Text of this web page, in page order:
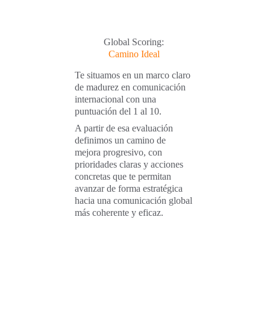
Te situamos en un marco claro
de madurez en comunicación
internacional con una
puntuación del 1 al 10.
A partir de esa evaluación
definimos un camino de
mejora progresivo, con
prioridades claras y acciones
concretas que te permitan
avanzar de forma estratégica
hacia una comunicación global
más coherente y eficaz.
Global Scoring:
Camino Ideal